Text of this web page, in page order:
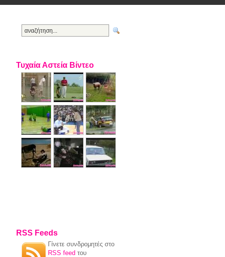
Τυχαία Αστεία Βίντεο
RSS Feeds
Γίνετε συνδρομητές στο
RSS feed του